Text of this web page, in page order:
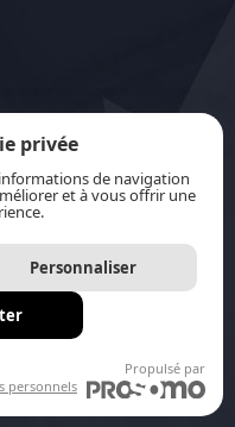
le ministère de la
cadre duPlan
2023-2028 :
privée
de navigation
et à vous offrir une
Personnaliser
personnels
Propulsé par